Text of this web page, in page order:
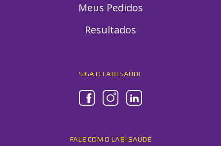
Meus Pedidos
Resultados
SIGA O LABI SAÚDE
FALE COM O LABI SAÚDE